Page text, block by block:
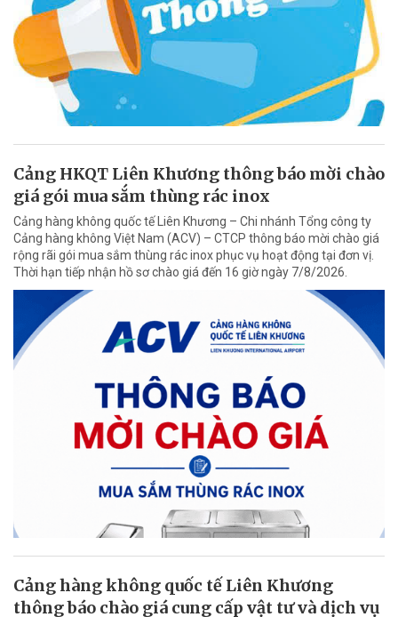
Cảng HKQT Liên Khương thông báo mời chào
giá gói mua sắm thùng rác inox
Cảng hàng không quốc tế Liên Khương – Chi nhánh Tổng công ty
Cảng hàng không Việt Nam (ACV) – CTCP thông báo mời chào giá
rộng rãi gói mua sắm thùng rác inox phục vụ hoạt động tại đơn vị.
Thời hạn tiếp nhận hồ sơ chào giá đến 16 giờ ngày 7/8/2026.
Cảng hàng không quốc tế Liên Khương
thông báo chào giá cung cấp vật tư và dịch vụ